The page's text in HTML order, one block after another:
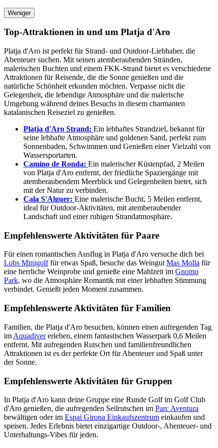
Weniger
Top-Attraktionen in und um Platja d'Aro
Platja d'Aro ist perfekt für Strand- und Outdoor-Liebhaber, die
Abenteuer suchen. Mit seinen atemberaubenden Stränden,
malerischen Buchten und einem FKK-Strand bietet es verschiedene
Attraktionen für Reisende, die die Sonne genießen und die
natürliche Schönheit erkunden möchten. Verpasse nicht die
Gelegenheit, die lebendige Atmosphäre und die malerische
Umgebung während deines Besuchs in diesem charmanten
katalanischen Reiseziel zu genießen.
Platja d'Aro Strand: Ein lebhaftes Strandziel, bekannt für
seine lebhafte Atmosphäre und goldenen Sand, perfekt zum
Sonnenbaden, Schwimmen und Genießen einer Vielzahl von
Wassersportarten.
Camino de Ronda: Ein malerischer Küstenpfad, 2 Meilen
von Platja d'Aro entfernt, der friedliche Spaziergänge mit
atemberaubendem Meerblick und Gelegenheiten bietet, sich
mit der Natur zu verbinden.
Cala S'Alguer: Eine malerische Bucht, 5 Meilen entfernt,
ideal für Outdoor-Aktivitäten, mit atemberaubender
Landschaft und einer ruhigen Strandatmosphäre.
Empfehlenswerte Aktivitäten für Paare
Für einen romantischen Ausflug in Platja d'Aro versuche dich bei
Lobs Minigolffür etwas Spaß, besuche das Weingut Mas Molla für
eine herrliche Weinprobe und genieße eine Mahlzeit im Gnomo
Park, wo die Atmosphäre Romantik mit einer lebhaften Stimmung
verbindet. Genießt jeden Moment zusammen.
Empfehlenswerte Aktivitäten für Familien
Familien, die Platja d'Aro besuchen, können einen aufregenden Tag
im Aquadivererleben, einem fantastischen Wasserpark 0,6 Meilen
entfernt. Mit aufregenden Rutschen und familienfreundlichen
Attraktionen ist es der perfekte Ort für Abenteuer und Spaß unter
der Sonne.
Empfehlenswerte Aktivitäten für Gruppen
In Platja d'Aro kann deine Gruppe eine Runde Golf im Golf Club
d'Aro genießen, die aufregenden Seilrutschen im Parc Aventura
bewältigen oder im Espai Girona Einkaufszentrum einkaufen und
speisen. Jedes Erlebnis bietet einzigartige Outdoor-, Abenteuer- und
Unterhaltungs-Vibes für jeden.